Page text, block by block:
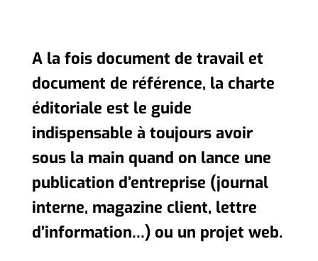
A la fois document de travail et
document de référence, la charte
éditoriale est le guide
indispensable à toujours avoir
sous la main quand on lance une
publication d’entreprise (journal
interne, magazine client, lettre
d’information…) ou un projet web.